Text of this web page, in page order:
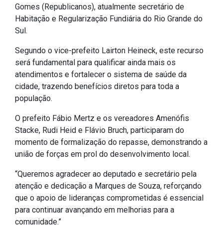
IPTU 2026
Nota Fiscal Eletrônica
Ouvidoria
Portal do Cidadão
Portal do Servidor
Publicações
Diário Oficial (Novo)
Recursos Humanos
Processo Seletivo
Seletivo Simplificado
Gomes (Republicanos), atualmente secretário de
Habitação e Regularização Fundiária do Rio Grande do
Sul.
Segundo o vice-prefeito Lairton Heineck, este recurso
será fundamental para qualificar ainda mais os
atendimentos e fortalecer o sistema de saúde da
cidade, trazendo benefícios diretos para toda a
população.
O prefeito Fábio Mertz e os vereadores Amenófis
Stacke, Rudi Heid e Flávio Bruch, participaram do
momento de formalização do repasse, demonstrando a
união de forças em prol do desenvolvimento local.
“Queremos agradecer ao deputado e secretário pela
atenção e dedicação a Marques de Souza, reforçando
que o apoio de lideranças comprometidas é essencial
para continuar avançando em melhorias para a
comunidade.”